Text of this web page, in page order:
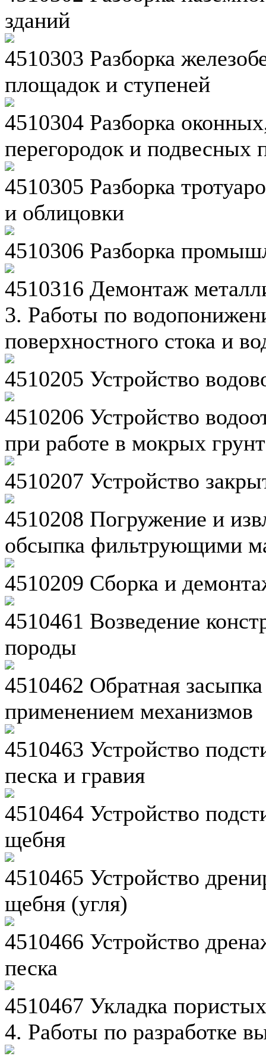
зданий
4510303 Разборка
площадок и ступеней
4510304 Разборка
перегородок и подвесных
4510305 Разборка
и облицовки
4510306 Разборка
4510316 Демонтаж
3. Работы по
поверхностного стока и
4510205 Устройство
4510206 Устройство
при работе в мокрых
4510207 Устройство
4510208 Погружение и
обсыпка фильтрующими
4510209 Сборка и
4510461 Возведение
породы
4510462 Обратная
применением механизмов
4510463 Устройство
песка и гравия
4510464 Устройство
щебня
4510465 Устройство
щебня (угля)
4510466 Устройство
песка
4510467 Укладка
4. Работы по разработке